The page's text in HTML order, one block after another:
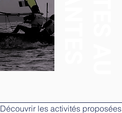
Découvrir les activités proposées